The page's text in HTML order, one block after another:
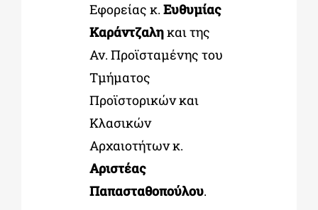
Εφορείας κ. Ευθυμίας
Καράντζαληκαι της
Αν. Προϊσταμένης του
Τμήματος
Προϊστορικών και
Κλασικών
Αρχαιοτήτων κ.
Αριστέας
Παπασταθοπούλου.